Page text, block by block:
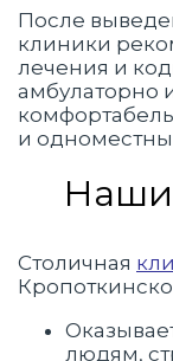
После
клиники
лечения и
амбулаторно
и
Столичная
людям,